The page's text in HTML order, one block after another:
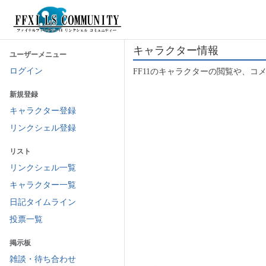
ユーザーメニュー
ログイン
新規登録
キャラクター登録
リンクシェル登録
リスト
リンクシェル一覧
キャラクター一覧
日記タイムライン
投票一覧
掲示板
雑談・待ち合わせ
キャラクター情報
FF11のキャラクターの閲覧や、コ